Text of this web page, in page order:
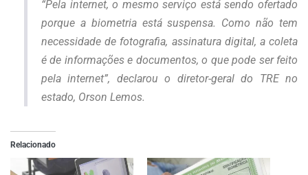
“Pela internet, o mesmo serviço está sendo ofertado
porque a biometria está suspensa. Como não tem
necessidade de fotografia, assinatura digital, a coleta
é de informações e documentos, o que pode ser feito
pela internet”, declarou o diretor-geral do TRE no
estado, Orson Lemos.
Relacionado